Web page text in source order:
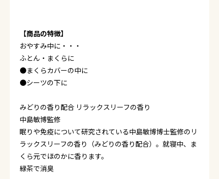
【商品の特徴】
おやすみ中に・・・
ふとん・まくらに
●まくらカバーの中に
●シーツの下に
みどりの香り配合 リラックスリーフの香り
中島敏博監修
眠りや免疫について研究されている中島敏博博士監修のリ
ラックスリーフの香り（みどりの香り配合）。就寝中、ま
くら元でほのかに香ります。
緑茶で消臭